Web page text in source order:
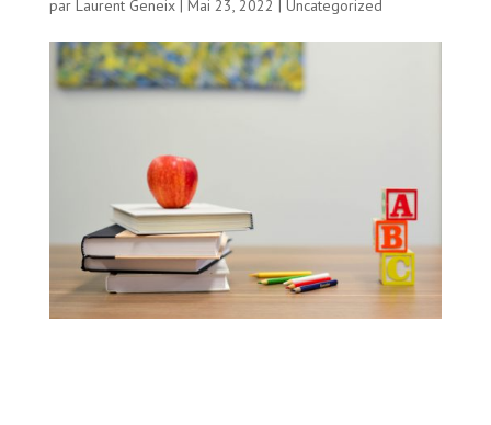
par Laurent Geneix| Mai 23, 2022 | Uncategorized